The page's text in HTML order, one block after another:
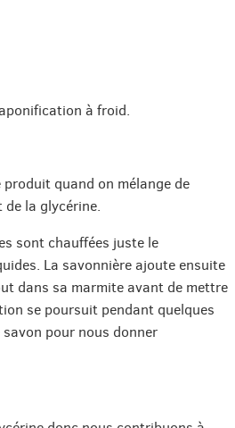
à froid.
produit quand on mélange de
la glycérine.
sont chauffées juste le
La savonnière ajoute ensuite
dans sa marmite avant de mettre
se poursuit pendant quelques
pour nous donner